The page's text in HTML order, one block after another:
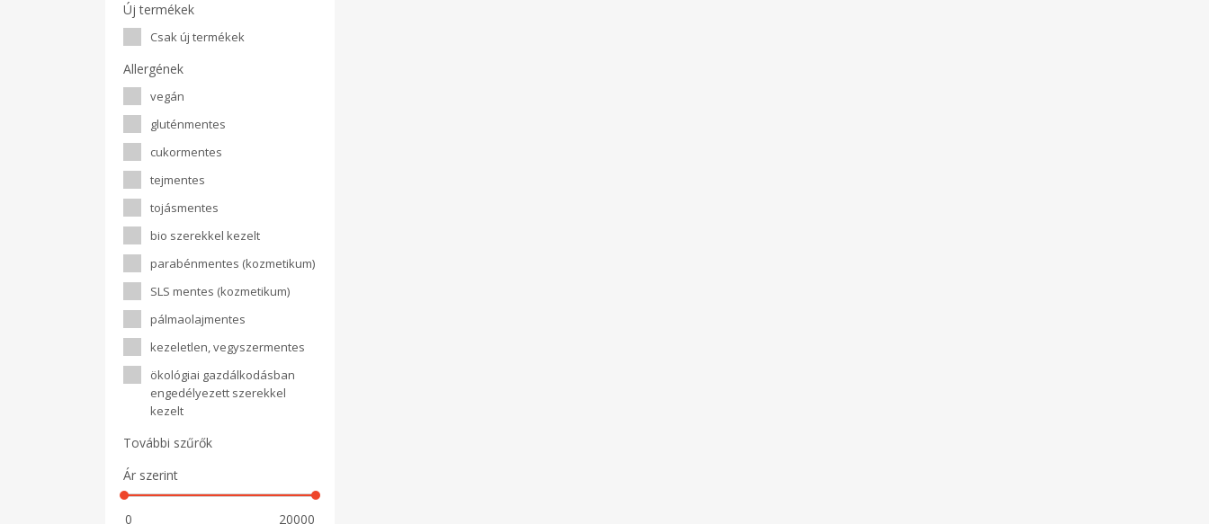
Új termékek
Csak új termékek
Allergének
vegán
gluténmentes
cukormentes
tejmentes
tojásmentes
bio szerekkel kezelt
parabénmentes (kozmetikum)
SLS mentes (kozmetikum)
pálmaolajmentes
kezeletlen, vegyszermentes
ökológiai gazdálkodásban
engedélyezett szerekkel
kezelt
További szűrők
Ár szerint